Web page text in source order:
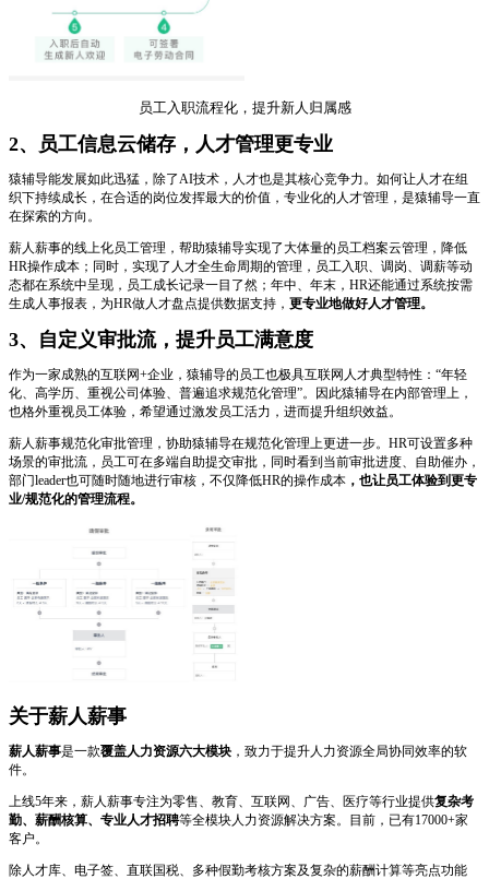
员工入职流程化，提升新人归属感
2、员工信息云储存，人才管理更专业
猿辅导能发展如此迅猛，除了AI技术，人才也是其核心竞争力。如何让人才在组
织下持续成长，在合适的岗位发挥最大的价值，专业化的人才管理，是猿辅导一直
在探索的方向。
薪人薪事的线上化员工管理，帮助猿辅导实现了大体量的员工档案云管理，降低
HR操作成本；同时，实现了人才全生命周期的管理，员工入职、调岗、调薪等动
态都在系统中呈现，员工成长记录一目了然；年中、年末，HR还能通过系统按需
生成人事报表，为HR做人才盘点提供数据支持， 更专业地做好人才管理。
3、自定义审批流，提升员工满意度
作为一家成熟的互联网+企业，猿辅导的员工也极具互联网人才典型特性：“年轻
化、高学历、重视公司体验、普遍追求规范化管理”。因此猿辅导在内部管理上，
也格外重视员工体验，希望通过激发员工活力，进而提升组织效益。
薪人薪事规范化审批管理，协助猿辅导在规范化管理上更进一步。HR可设置多种
场景的审批流，员工可在多端自助提交审批，同时看到当前审批进度、自助催办，
部门leader也可随时随地进行审核，不仅降低HR的操作成本 ，也让员工体验到更专
业/规范化的管理流程。
关于薪人薪事
薪人薪事是一款覆盖人力资源六大模块 ，致力于提升人力资源全局协同效率的软
件。
上线5年来，薪人薪事专注为零售、教育、互联网、广告、医疗等行业提供复杂考
勤、薪酬核算、专业人才招聘等全模块人力资源解决方案。目前，已有17000+家
客户。
除人才库、电子签、直联国税、多种假勤考核方案及复杂的薪酬计算等亮点功能